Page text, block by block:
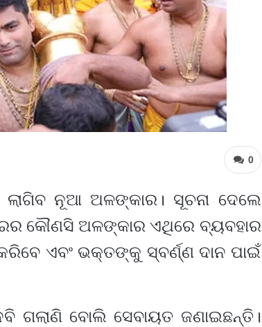
0
ଲାଗିବ ନୂଆ ଅଳଙ୍କାର। ସୂଚନା ଦେଲେ
କୌଣସି ଅଳଙ୍କାର ଏଥିରେ ବ୍ୟବହାର
ଏବଂ ଭକ୍ତଙ୍କୁ ସ୍ବର୍ଣ୍ଣ ଦାନ ପାଇଁ
ଗଲାଣି ବୋଲି ସେବାୟତ ଜଣାଇଛନ୍ତି।